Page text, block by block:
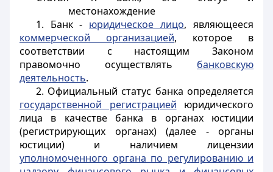
местонахождение
1. Банк - юридическое лицо, являющееся
коммерческой организацией, которое в
соответствии с настоящим Законом
правомочно осуществлять банковскую
деятельность.
2. Официальный статус банка определяется
государственной регистрацией юридического
лица в качестве банка в органах юстиции
(регистрирующих органах) (далее - органы
юстиции) и наличием лицензии
уполномоченного органа по регулированию и